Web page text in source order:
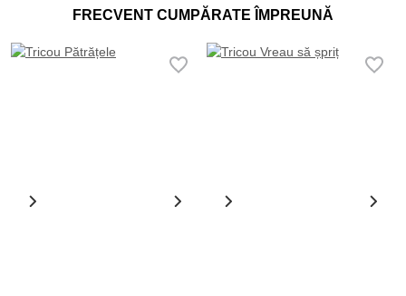
FRECVENT CUMPĂRATE ÎMPREUNĂ